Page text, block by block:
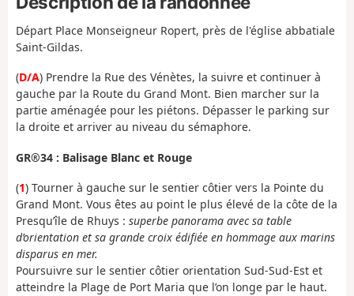
Départ Place Monseigneur Ropert, près de l'église abbatiale
Saint-Gildas.
(D/A) Prendre la Rue des Vénètes, la suivre et continuer à
gauche par la Route du Grand Mont. Bien marcher sur la
partie aménagée pour les piétons. Dépasser le parking sur
la droite et arriver au niveau du sémaphore.
GR®34 : Balisage Blanc et Rouge
(1) Tourner à gauche sur le sentier côtier vers la Pointe du
Grand Mont. Vous êtes au point le plus élevé de la côte de la
Presqu’île de Rhuys : superbe panorama avec sa table
d’orientation et sa grande croix édifiée en hommage aux marins
disparus en mer.
Poursuivre sur le sentier côtier orientation Sud-Sud-Est et
atteindre la Plage de Port Maria que l’on longe par le haut.